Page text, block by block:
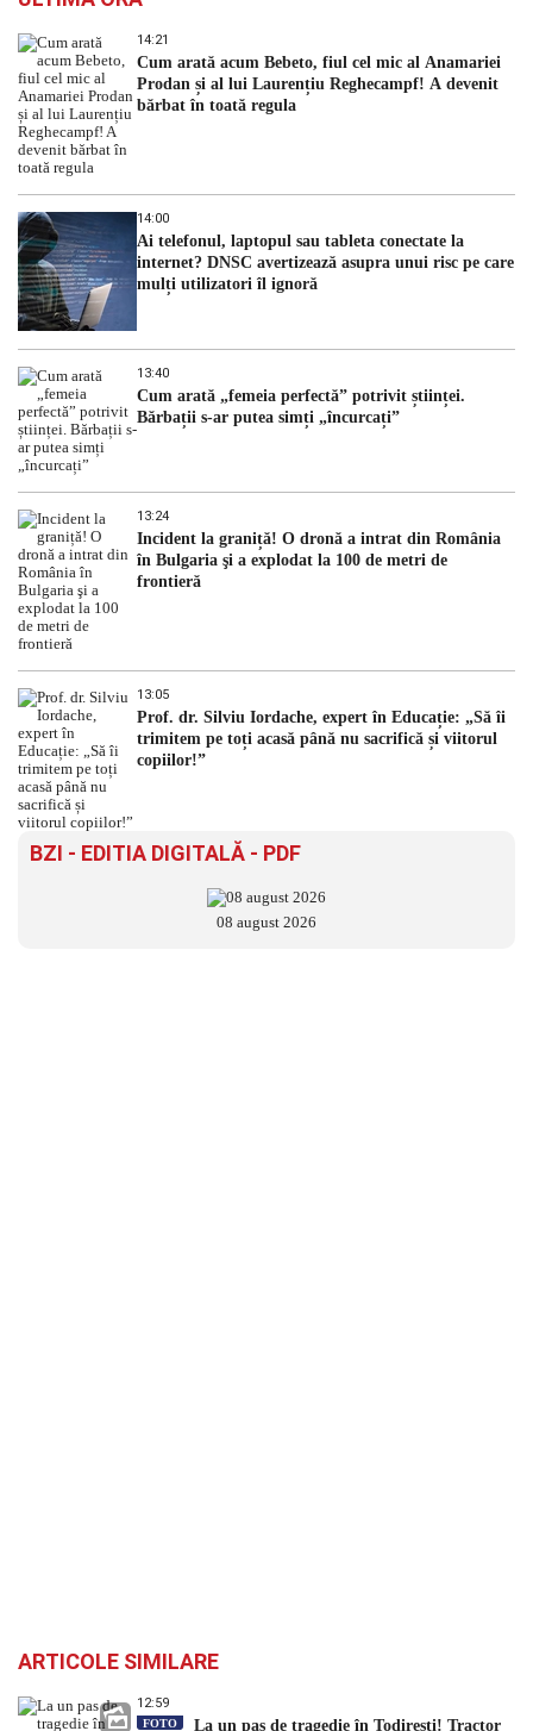
14:21
Cum arată acum Bebeto, fiul cel mic al Anamariei
Prodan și al lui Laurențiu Reghecampf! A devenit
bărbat în toată regula
14:00
Ai telefonul, laptopul sau tableta conectate la
internet? DNSC avertizează asupra unui risc pe care
mulți utilizatori îl ignoră
13:40
Cum arată „femeia perfectă” potrivit științei.
Bărbații s-ar putea simți „încurcați”
13:24
Incident la graniță! O dronă a intrat din România
în Bulgaria şi a explodat la 100 de metri de
frontieră
13:05
Prof. dr. Silviu Iordache, expert în Educație: „Să îi
trimitem pe toți acasă până nu sacrifică și viitorul
copiilor!”
BZI - EDITIA DIGITALĂ - PDF
08 august 2026
ARTICOLE SIMILARE
12:59
FOTO
La un pas de tragedie în Todirești! Tractor